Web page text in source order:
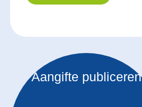
Aangifte publiceren